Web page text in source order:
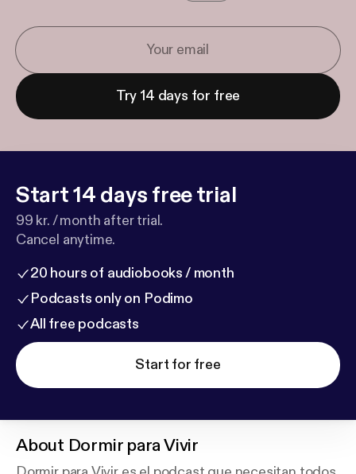
Try 14 days for free
Start 14 days free trial
99 kr. / month after trial.
Cancel anytime.
20 hours of audiobooks / month
Podcasts only on Podimo
All free podcasts
Start for free
About Dormir para Vivir